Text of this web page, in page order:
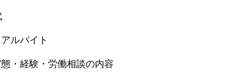
ルバイト
・経験・労働相談の内容